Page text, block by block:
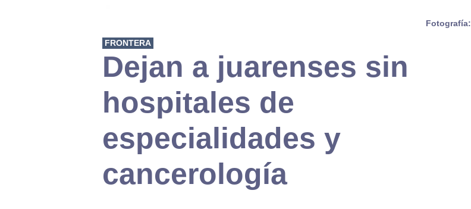
Fotografía:
FRONTERA
Dejan a juarenses sin
hospitales de
especialidades y
cancerología